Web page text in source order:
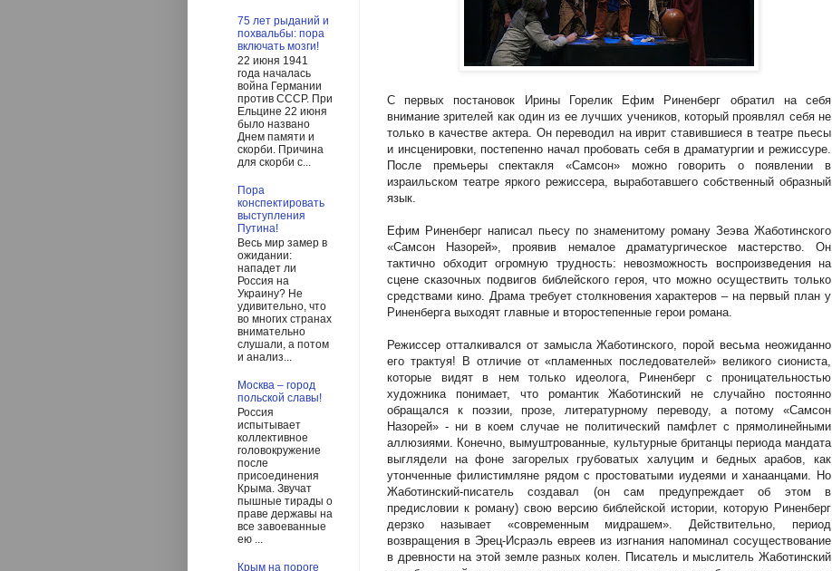
С первых постановок Ирины Горелик Ефим Риненберг обратил на себя
внимание зрителей как один из ее лучших учеников, который проявлял себя не
только в качестве актера. Он переводил на иврит ставившиеся в театре пьесы
и инсценировки, постепенно начал пробовать себя в драматургии и режиссуре.
После премьеры спектакля «Самсон» можно говорить о появлении в
израильском театре яркого режиссера, выработавшего собственный образный
язык.
Ефим Риненберг написал пьесу по знаменитому роману Зеэва Жаботинского
«Самсон Назорей», проявив немалое драматургическое мастерство. Он
тактично обходит огромную трудность: невозможность воспроизведения на
сцене сказочных подвигов библейского героя, что можно осуществить только
средствами кино. Драма требует столкновения характеров – на первый план у
Риненберга выходят главные и второстепенные герои романа.
Режиссер отталкивался от замысла Жаботинского, порой весьма неожиданно
его трактуя! В отличие от «пламенных последователей» великого сиониста,
которые видят в нем только идеолога, Риненберг с проницательностью
художника понимает, что романтик Жаботинский не случайно постоянно
обращался к поэзии, прозе, литературному переводу, а потому «Самсон
Назорей» - ни в коем случае не политический памфлет с прямолинейными
аллюзиями. Конечно, вымуштрованные, культурные британцы периода мандата
выглядели на фоне загорелых грубоватых халуцим и бедных арабов, как
утонченные филистимляне рядом с простоватыми иудеями и ханаанцами. Но
Жаботинский-писатель создавал (он сам предупреждает об этом в
предисловии к роману) свою версию библейской истории, которую Риненберг
дерзко называет «современным мидрашем». Действительно, период
возвращения в Эрец-Исраэль евреев из изгнания напоминал сосуществование
в древности на этой земле разных колен. Писатель и мыслитель Жаботинский
75 лет рыданий и
похвальбы: пора
включать мозги!
22 июня 1941
года началась
война Германии
против СССР. При
Ельцине 22 июня
было названо
Днем памяти и
скорби. Причина
для скорби с...
Пора
конспектировать
выступления
Путина!
Весь мир замер в
ожидании:
нападет ли
Россия на
Украину? Не
удивительно, что
во многих странах
внимательно
слушали, а потом
и анализ...
Москва – город
польской славы!
Россия
испытывает
коллективное
головокружение
после
присоединения
Крыма. Звучат
пышные тирады о
праве державы на
все завоеванные
ею ...
Крым на пороге